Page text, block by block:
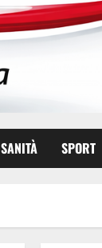
SANITÀ SPORT